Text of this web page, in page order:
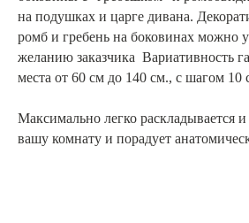
на подушках и царге дивана.
ромб и гребень на боковинах можно
желанию заказчика Вариативность
места от 60 см до 140 см., с шагом 10
Максимально легко раскладывается
вашу комнату и порадует